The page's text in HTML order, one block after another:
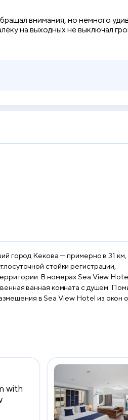
внимания, но немного
на выходных не выключал
город Кекова — примерно в 31 км,
стойки регистрации,
установлен
ванная комната с душем.
в Sea View Hotel из окон
with